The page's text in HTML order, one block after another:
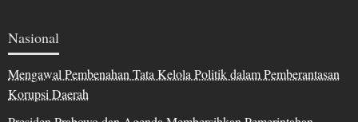
Nasional
Mengawal Pembenahan Tata Kelola Politik dalam Pemberantasan
Korupsi Daerah